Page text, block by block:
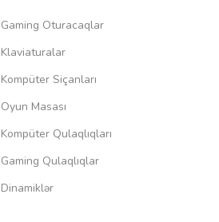
Gaming Oturacaqlar
Klaviaturalar
Kompüter Siçanları
Oyun Masası
Kompüter Qulaqlıqları
Gaming Qulaqlıqlar
Dinamiklər